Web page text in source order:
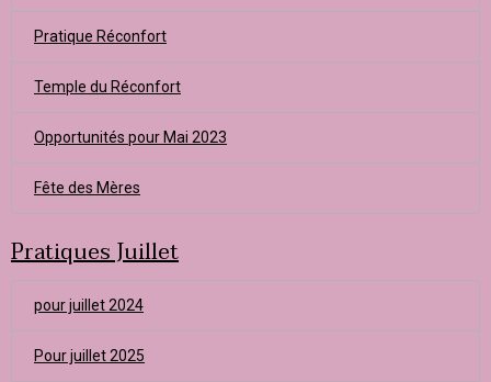
Pratique Réconfort
Temple du Réconfort
Opportunités pour Mai 2023
Fête des Mères
Pratiques Juillet
pour juillet 2024
Pour juillet 2025